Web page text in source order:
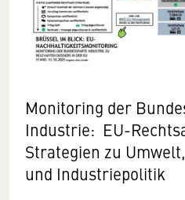
Monitoring der
Industrie: EU-
Strategien zu
und Industriepolitik